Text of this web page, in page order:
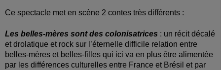
Ce spectacle met en scène 2 contes très différents :
Les belles-mères sont des colonisatrices : un récit décalé
et drolatique et rock sur l’éternelle difficile relation entre
belles-mères et belles-filles qui ici va en plus être alimentée
par les différences culturelles entre France et Brésil et par